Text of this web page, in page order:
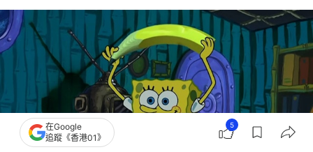
在Google
追蹤《香港01》
5